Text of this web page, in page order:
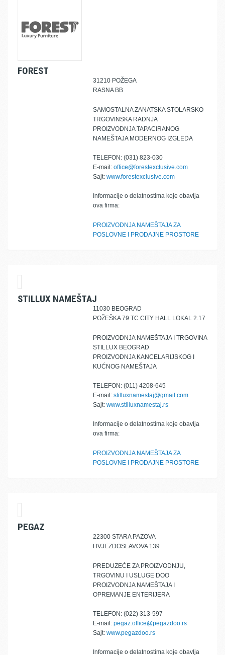
FOREST
31210 POŽEGA
RASNA BB
SAMOSTALNA ZANATSKA STOLARSKO
TRGOVINSKA RADNJA
PROIZVODNJA TAPACIRANOG
NAMEŠTAJA MODERNOG IZGLEDA
TELEFON: (031) 823-030
E-mail: office@forestexclusive.com
Sajt: www.forestexclusive.com
Informacije o delatnostima koje obavlja
ova firma:
PROIZVODNJA NAMEŠTAJA ZA
POSLOVNE I PRODAJNE PROSTORE
STILLUX NAMEŠTAJ
11030 BEOGRAD
POŽEŠKA 79 TC CITY HALL LOKAL 2.17
PROIZVODNJA NAMEŠTAJA I TRGOVINA
STILLUX BEOGRAD
PROIZVODNJA KANCELARIJSKOG I
KUĆNOG NAMEŠTAJA
TELEFON: (011) 4208-645
E-mail: stilluxnamestaj@gmail.com
Sajt: www.stilluxnamestaj.rs
Informacije o delatnostima koje obavlja
ova firma:
PROIZVODNJA NAMEŠTAJA ZA
POSLOVNE I PRODAJNE PROSTORE
PEGAZ
22300 STARA PAZOVA
HVJEZDOSLAVOVA 139
PREDUZEĆE ZA PROIZVODNJU,
TRGOVINU I USLUGE DOO
PROIZVODNJA NAMEŠTAJA I
OPREMANJE ENTERIJERA
TELEFON: (022) 313-597
E-mail: pegaz.office@pegazdoo.rs
Sajt: www.pegazdoo.rs
Informacije o delatnostima koje obavlja